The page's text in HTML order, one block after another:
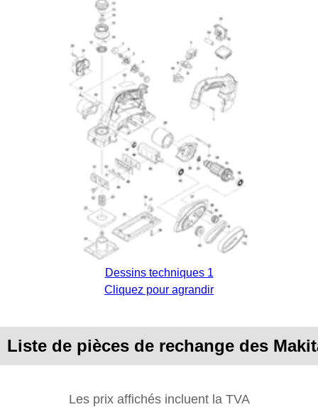
Dessins techniques 1
Cliquez pour agrandir
Liste de pièces de rechange des
Les prix affichés incluent la TVA